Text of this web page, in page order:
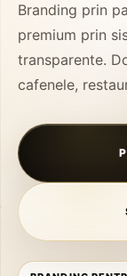
Branding prin
premium prin
transparente.
cafenele,